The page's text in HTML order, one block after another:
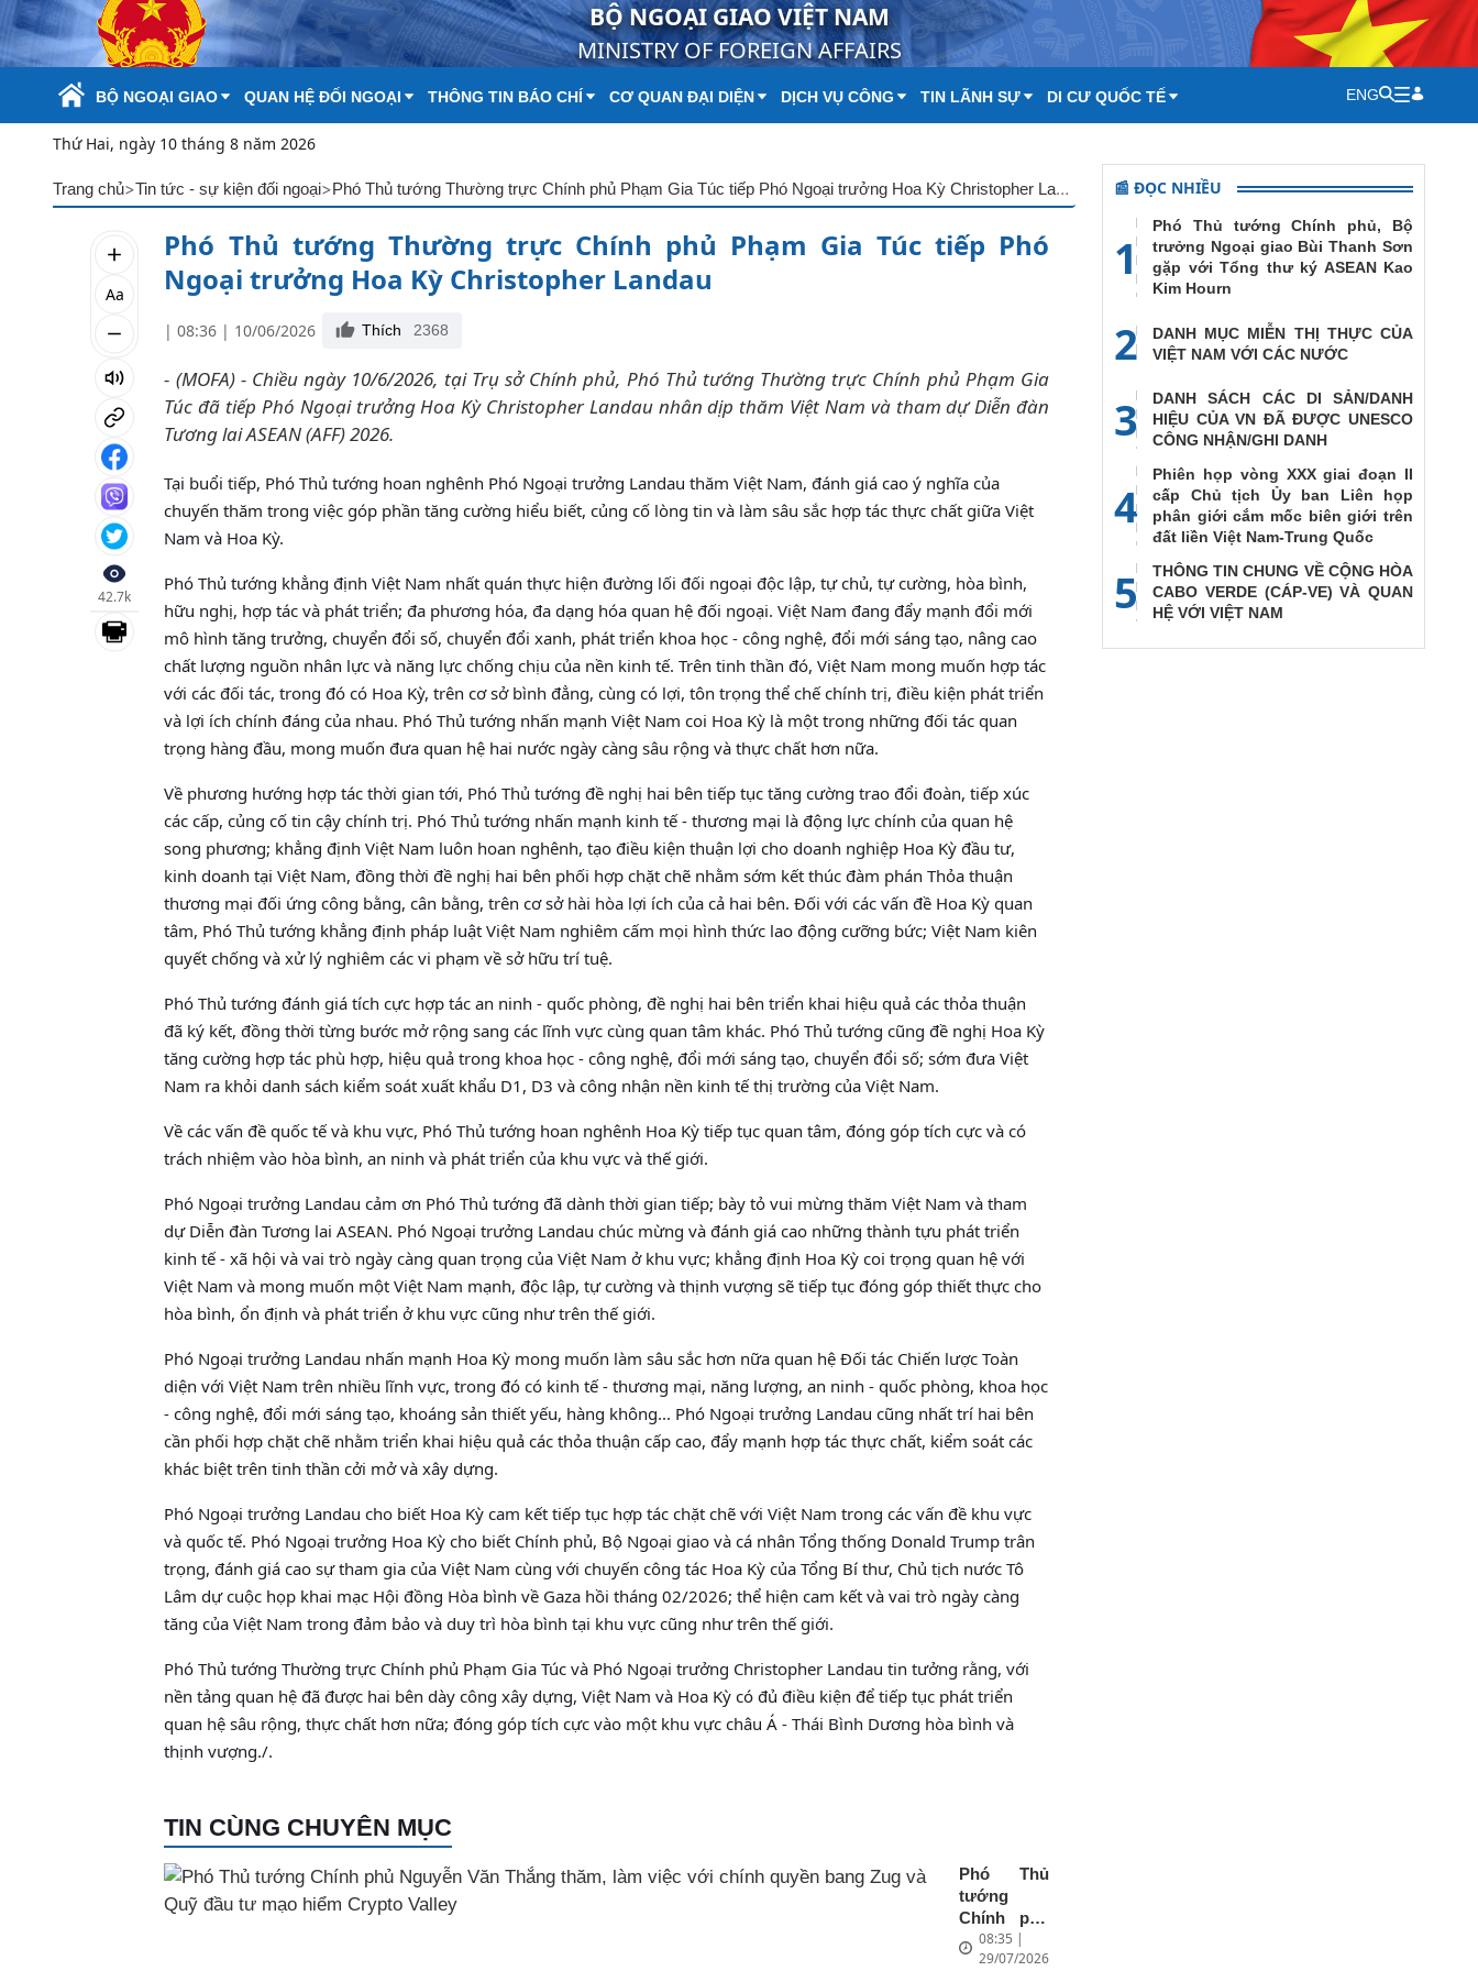
Skip to Main Content BỘ NGOẠI GIAO VIỆT NAM
MINISTRY OF FOREIGN AFFAIRS
BỘ NGOẠI GIAO QUAN HỆ ĐỐI NGOẠI THÔNG TIN BÁO CHÍ CƠ QUAN ĐẠI DIỆN DỊCH VỤ CÔNG TIN LÃNH SỰ DI CƯ QUỐC TẾ ENG
Thứ Hai, ngày 10 tháng 8 năm 2026
Trang chủ>Tin tức - sự kiện đối ngoại> Phó Thủ tướng Thường trực Chính phủ Phạm Gia Túc tiếp Phó Ngoại trưởng Hoa Kỳ Christopher Landau
Aa
42.7k
Phó Thủ tướng Thường trực Chính phủ Phạm Gia Túc tiếp Phó
Ngoại trưởng Hoa Kỳ Christopher Landau
| 08:36 | 10/06/2026 Thích 2368
- (MOFA) - Chiều ngày 10/6/2026, tại Trụ sở Chính phủ, Phó Thủ tướng Thường trực Chính phủ Phạm Gia
Túc đã tiếp Phó Ngoại trưởng Hoa Kỳ Christopher Landau nhân dịp thăm Việt Nam và tham dự Diễn đàn
Tương lai ASEAN (AFF) 2026.
Tại buổi tiếp, Phó Thủ tướng hoan nghênh Phó Ngoại trưởng Landau thăm Việt Nam, đánh giá cao ý nghĩa của
chuyến thăm trong việc góp phần tăng cường hiểu biết, củng cố lòng tin và làm sâu sắc hợp tác thực chất giữa Việt
Nam và Hoa Kỳ.
Phó Thủ tướng khẳng định Việt Nam nhất quán thực hiện đường lối đối ngoại độc lập, tự chủ, tự cường, hòa bình,
hữu nghị, hợp tác và phát triển; đa phương hóa, đa dạng hóa quan hệ đối ngoại. Việt Nam đang đẩy mạnh đổi mới
mô hình tăng trưởng, chuyển đổi số, chuyển đổi xanh, phát triển khoa học - công nghệ, đổi mới sáng tạo, nâng cao
chất lượng nguồn nhân lực và năng lực chống chịu của nền kinh tế. Trên tinh thần đó, Việt Nam mong muốn hợp tác
với các đối tác, trong đó có Hoa Kỳ, trên cơ sở bình đẳng, cùng có lợi, tôn trọng thể chế chính trị, điều kiện phát triển
và lợi ích chính đáng của nhau. Phó Thủ tướng nhấn mạnh Việt Nam coi Hoa Kỳ là một trong những đối tác quan
trọng hàng đầu, mong muốn đưa quan hệ hai nước ngày càng sâu rộng và thực chất hơn nữa.
Về phương hướng hợp tác thời gian tới, Phó Thủ tướng đề nghị hai bên tiếp tục tăng cường trao đổi đoàn, tiếp xúc
các cấp, củng cố tin cậy chính trị. Phó Thủ tướng nhấn mạnh kinh tế - thương mại là động lực chính của quan hệ
song phương; khẳng định Việt Nam luôn hoan nghênh, tạo điều kiện thuận lợi cho doanh nghiệp Hoa Kỳ đầu tư,
kinh doanh tại Việt Nam, đồng thời đề nghị hai bên phối hợp chặt chẽ nhằm sớm kết thúc đàm phán Thỏa thuận
thương mại đối ứng công bằng, cân bằng, trên cơ sở hài hòa lợi ích của cả hai bên. Đối với các vấn đề Hoa Kỳ quan
tâm, Phó Thủ tướng khẳng định pháp luật Việt Nam nghiêm cấm mọi hình thức lao động cưỡng bức; Việt Nam kiên
quyết chống và xử lý nghiêm các vi phạm về sở hữu trí tuệ.
Phó Thủ tướng đánh giá tích cực hợp tác an ninh - quốc phòng, đề nghị hai bên triển khai hiệu quả các thỏa thuận
đã ký kết, đồng thời từng bước mở rộng sang các lĩnh vực cùng quan tâm khác. Phó Thủ tướng cũng đề nghị Hoa Kỳ
tăng cường hợp tác phù hợp, hiệu quả trong khoa học - công nghệ, đổi mới sáng tạo, chuyển đổi số; sớm đưa Việt
Nam ra khỏi danh sách kiểm soát xuất khẩu D1, D3 và công nhận nền kinh tế thị trường của Việt Nam.
Về các vấn đề quốc tế và khu vực, Phó Thủ tướng hoan nghênh Hoa Kỳ tiếp tục quan tâm, đóng góp tích cực và có
trách nhiệm vào hòa bình, an ninh và phát triển của khu vực và thế giới.
Phó Ngoại trưởng Landau cảm ơn Phó Thủ tướng đã dành thời gian tiếp; bày tỏ vui mừng thăm Việt Nam và tham
dự Diễn đàn Tương lai ASEAN. Phó Ngoại trưởng Landau chúc mừng và đánh giá cao những thành tựu phát triển
kinh tế - xã hội và vai trò ngày càng quan trọng của Việt Nam ở khu vực; khẳng định Hoa Kỳ coi trọng quan hệ với
Việt Nam và mong muốn một Việt Nam mạnh, độc lập, tự cường và thịnh vượng sẽ tiếp tục đóng góp thiết thực cho
hòa bình, ổn định và phát triển ở khu vực cũng như trên thế giới.
Phó Ngoại trưởng Landau nhấn mạnh Hoa Kỳ mong muốn làm sâu sắc hơn nữa quan hệ Đối tác Chiến lược Toàn
diện với Việt Nam trên nhiều lĩnh vực, trong đó có kinh tế - thương mại, năng lượng, an ninh - quốc phòng, khoa học
- công nghệ, đổi mới sáng tạo, khoáng sản thiết yếu, hàng không... Phó Ngoại trưởng Landau cũng nhất trí hai bên
cần phối hợp chặt chẽ nhằm triển khai hiệu quả các thỏa thuận cấp cao, đẩy mạnh hợp tác thực chất, kiểm soát các
khác biệt trên tinh thần cởi mở và xây dựng.
Phó Ngoại trưởng Landau cho biết Hoa Kỳ cam kết tiếp tục hợp tác chặt chẽ với Việt Nam trong các vấn đề khu vực
và quốc tế. Phó Ngoại trưởng Hoa Kỳ cho biết Chính phủ, Bộ Ngoại giao và cá nhân Tổng thống Donald Trump trân
trọng, đánh giá cao sự tham gia của Việt Nam cùng với chuyến công tác Hoa Kỳ của Tổng Bí thư, Chủ tịch nước Tô
Lâm dự cuộc họp khai mạc Hội đồng Hòa bình về Gaza hồi tháng 02/2026; thể hiện cam kết và vai trò ngày càng
tăng của Việt Nam trong đảm bảo và duy trì hòa bình tại khu vực cũng như trên thế giới.
Phó Thủ tướng Thường trực Chính phủ Phạm Gia Túc và Phó Ngoại trưởng Christopher Landau tin tưởng rằng, với
nền tảng quan hệ đã được hai bên dày công xây dựng, Việt Nam và Hoa Kỳ có đủ điều kiện để tiếp tục phát triển
quan hệ sâu rộng, thực chất hơn nữa; đóng góp tích cực vào một khu vực châu Á - Thái Bình Dương hòa bình và
thịnh vượng./.
TIN CÙNG CHUYÊN MỤC
Phó Thủ
tướng
Chính phủ
Nguyễn
Văn Thắng
08:35 |
29/07/2026
📰 ĐỌC NHIỀU
1
Phó Thủ tướng Chính phủ, Bộ
trưởng Ngoại giao Bùi Thanh Sơn
gặp với Tổng thư ký ASEAN Kao
Kim Hourn
2
DANH MỤC MIỄN THỊ THỰC CỦA
VIỆT NAM VỚI CÁC NƯỚC
3
DANH SÁCH CÁC DI SẢN/DANH
HIỆU CỦA VN ĐÃ ĐƯỢC UNESCO
CÔNG NHẬN/GHI DANH
4
Phiên họp vòng XXX giai đoạn II
cấp Chủ tịch Ủy ban Liên họp
phân giới cắm mốc biên giới trên
đất liền Việt Nam-Trung Quốc
5
THÔNG TIN CHUNG VỀ CỘNG HÒA
CABO VERDE (CÁP-VE) VÀ QUAN
HỆ VỚI VIỆT NAM